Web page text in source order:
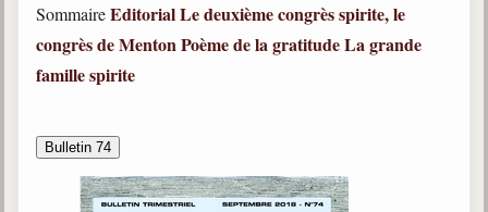
SommaireEditorialLe deuxième congrès spirite, le
congrès de MentonPoème de la gratitudeLa grande
famille spirite
Bulletin 74